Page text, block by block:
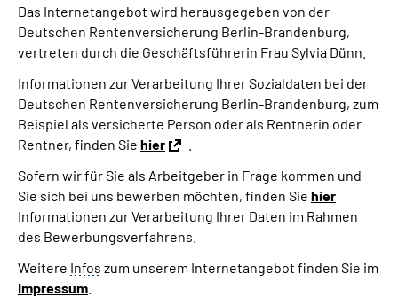
Mein Kundenportal
Das Internetangebot wird herausgegeben von der
Deutschen Rentenversicherung Berlin-Brandenburg,
vertreten durch die Geschäftsführerin Frau Sylvia Dünn.
Informationen zur Verarbeitung Ihrer Sozialdaten bei der
Deutschen Rentenversicherung Berlin-Brandenburg, zum
Beispiel als versicherte Person oder als Rentnerin oder
Rentner, finden Sie hier
Sofern wir für Sie als Arbeitgeber in Frage kommen und
Sie sich bei uns bewerben möchten, finden Sie hier
Informationen zur Verarbeitung Ihrer Daten im Rahmen
des Bewerbungsverfahrens.
Weitere Infos zum unserem Internetangebot finden Sie im
Impressum